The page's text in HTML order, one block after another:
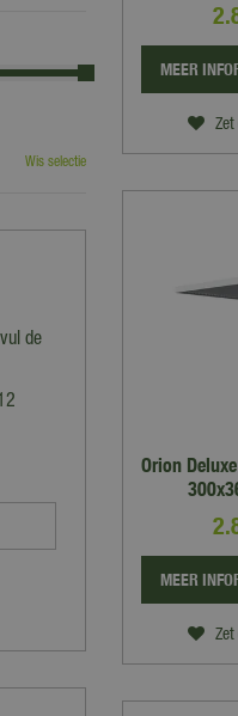
Zet
MEER
Orion
Zet
MEER
Wis selectie
de